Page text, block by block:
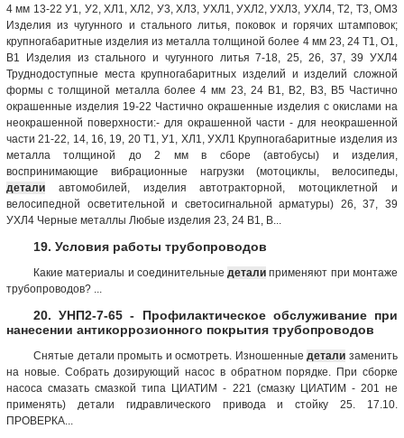
4 мм 13-22 У1, У2, ХЛ1, ХЛ2, У3, ХЛ3, УХЛ1, УХЛ2, УХЛ3, УХЛ4, Т2, Т3, ОМ3
Изделия из чугунного и стального литья, поковок и горячих штамповок;
крупногабаритные изделия из металла толщиной более 4 мм 23, 24 Т1, О1,
В1 Изделия из стального и чугунного литья 7-18, 25, 26, 37, 39 УХЛ4
Труднодоступные места крупногабаритных изделий и изделий сложной
формы с толщиной металла более 4 мм 23, 24 B1, B2, В3, В5 Частично
окрашенные изделия 19-22 Частично окрашенные изделия с окислами на
неокрашенной поверхности:- для окрашенной части - для неокрашенной
части 21-22, 14, 16, 19, 20 Т1, У1, ХЛ1, УХЛ1 Крупногабаритные изделия из
металла толщиной до 2 мм в сборе (автобусы) и изделия,
воспринимающие вибрационные нагрузки (мотоциклы, велосипеды,
детали автомобилей, изделия автотракторной, мотоциклетной и
велосипедной осветительной и светосигнальной арматуры) 26, 37, 39
УХЛ4 Черные металлы Любые изделия 23, 24 B1, B...
19. Условия работы трубопроводов
Какие материалы и соединительныедетали применяют при монтаже
трубопроводов? ...
20. УНП2-7-65 - Профилактическое обслуживание при
нанесении антикоррозионного покрытия трубопроводов
Снятые детали промыть и осмотреть. Изношенныедетали заменить
на новые. Собрать дозирующий насос в обратном порядке. При сборке
насоса смазать смазкой типа ЦИАТИМ - 221 (смазку ЦИАТИМ - 201 не
применять) детали гидравлического привода и стойку 25. 17.10.
ПРОВЕРКА...